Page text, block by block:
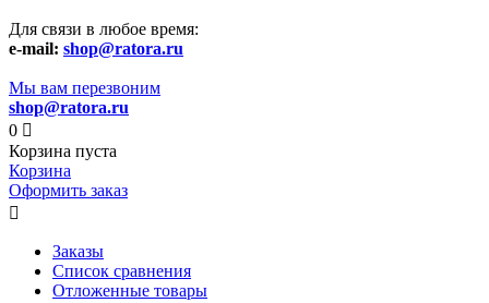
Для связи в любое время:
e-mail: shop@ratora.ru
Мы вам перезвоним
shop@ratora.ru
0 
Корзина пуста
Корзина
Оформить заказ

Заказы
Список сравнения
Отложенные товары